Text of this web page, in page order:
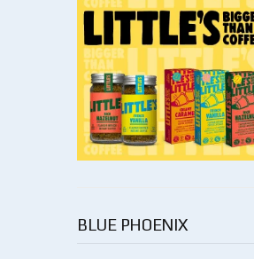
BLUE PHOENIX